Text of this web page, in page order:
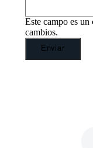
Este campo es
cambios.